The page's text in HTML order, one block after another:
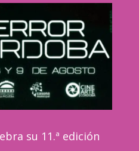
su 11.ª edición